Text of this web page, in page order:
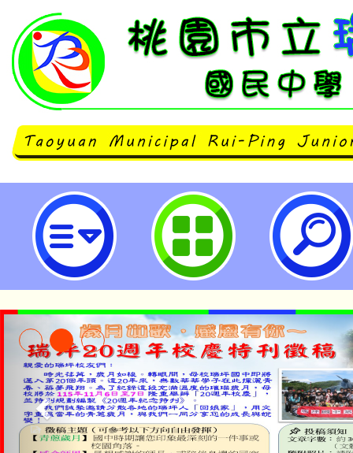
桃園市113學年度國民中小學專職
暨 原住民族語教學支援工作人員
章-桃園市立瑞坪國民中學